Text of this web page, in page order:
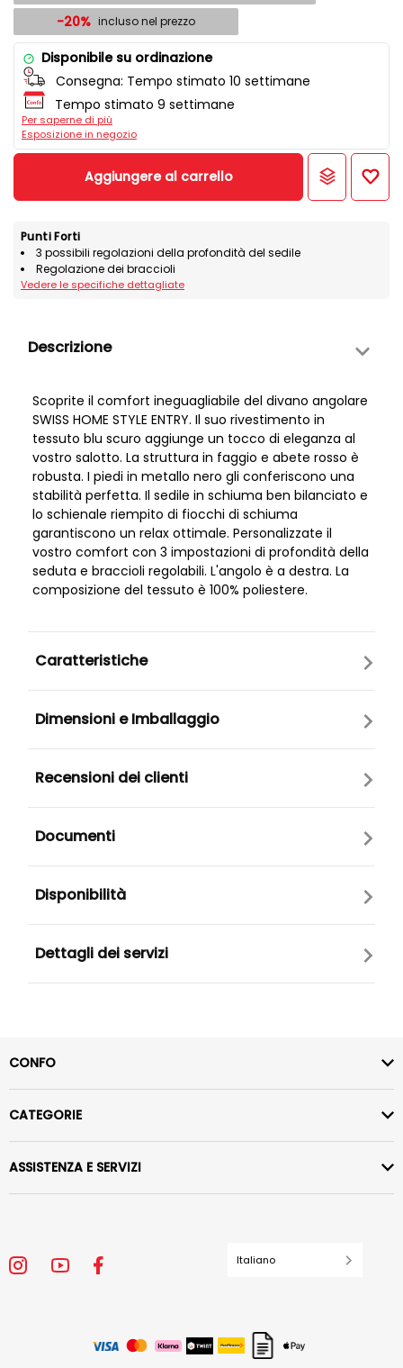
-20% incluso nel prezzo
Disponibile su ordinazione
Consegna: Tempo stimato 10 settimane
Tempo stimato 9 settimane
Per saperne di più
Esposizione in negozio
Aggiungere al carrello
Punti Forti
3 possibili regolazioni della profondità del sedile
Regolazione dei braccioli
Vedere le specifiche dettagliate
Descrizione
Scoprite il comfort ineguagliabile del divano angolare
SWISS HOME STYLE ENTRY. Il suo rivestimento in
tessuto blu scuro aggiunge un tocco di eleganza al
vostro salotto. La struttura in faggio e abete rosso è
robusta. I piedi in metallo nero gli conferiscono una
stabilità perfetta. Il sedile in schiuma ben bilanciato e
lo schienale riempito di fiocchi di schiuma
garantiscono un relax ottimale. Personalizzate il
vostro comfort con 3 impostazioni di profondità della
seduta e braccioli regolabili. L'angolo è a destra. La
composizione del tessuto è 100% poliestere.
Caratteristiche
Dimensioni e Imballaggio
Recensioni dei clienti
Documenti
Disponibilità
Dettagli dei servizi
CONFO
CATEGORIE
ASSISTENZA E SERVIZI
Italiano